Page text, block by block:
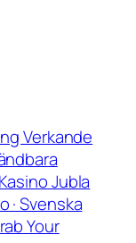
Verkande
Jubla
· Svenska
Your